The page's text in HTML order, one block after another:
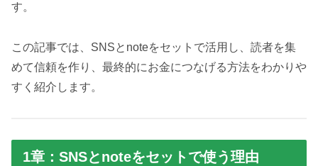
す。
この記事では、SNSとnoteをセットで活用し、読者を集
めて信頼を作り、最終的にお金につなげる方法をわかりや
すく紹介します。
1章：SNSとnoteをセットで使う理由